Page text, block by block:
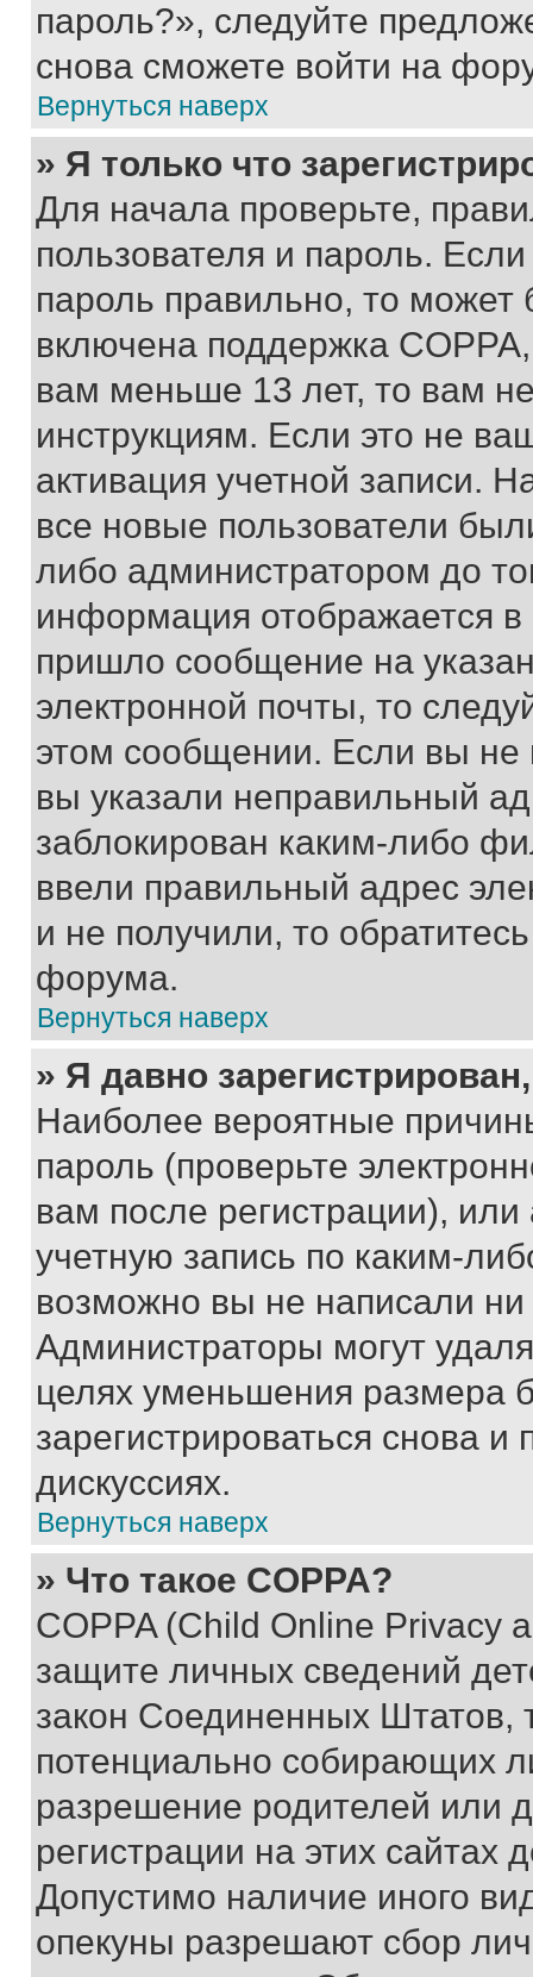
пароль?», следуйте
снова сможете войти на
Вернуться наверх
» Я только что
Для начала проверьте,
пользователя и пароль.
пароль правильно, то может
включена поддержка
вам меньше 13 лет, то вам
инструкциям. Если это не
активация учетной записи.
все новые пользователи
либо администратором до
информация отображается
пришло сообщение на
электронной почты, то
этом сообщении. Если вы
вы указали неправильный
заблокирован каким-либо
ввели правильный адрес
и не получили, то
форума.
Вернуться наверх
» Я давно
Наиболее вероятные
пароль (проверьте
вам после регистрации),
учетную запись по каким-
возможно вы не написали
Администраторы могут
целях уменьшения размера
зарегистрироваться снова и
дискуссиях.
Вернуться наверх
» Что такое COPPA?
COPPA (Child Online Privacy
защите личных сведений
закон Соединенных Штатов,
потенциально собирающих
разрешение родителей или
регистрации на этих сайтах
Допустимо наличие иного
опекуны разрешают сбор